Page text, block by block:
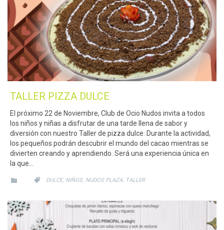
TALLER PIZZA DULCE
El próximo 22 de Noviembre, Club de Ocio Nudos invita a todos
los niños y niñas a disfrutar de una tarde llena de sabor y
diversión con nuestro Taller de pizza dulce. Durante la actividad,
los pequeños podrán descubrir el mundo del cacao mientras se
divierten creando y aprendiendo. Será una experiencia única en
la que…
 CATEGORY
 CATEGORY
DULCE, NIÑOS, NUDOS PLAZA, TALLER